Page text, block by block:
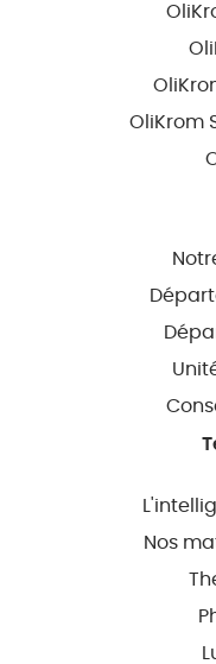
OliKrom
Nos